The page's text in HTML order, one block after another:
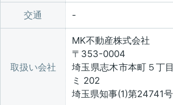
交通
取扱い会社
MK不動産株式会社
〒353-0004
埼玉県志木市本町５丁
ミ 202
埼玉県知事(1)第24741号